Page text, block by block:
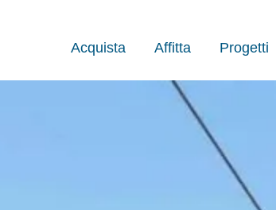
Acquista Affitta Progetti